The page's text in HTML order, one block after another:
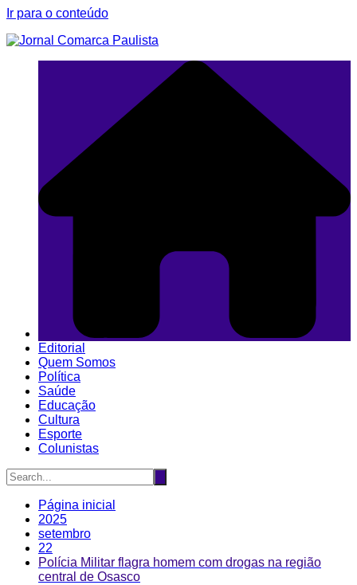
Ir para o conteúdo
Editorial
Quem Somos
Política
Saúde
Educação
Cultura
Esporte
Colunistas
Página inicial
2025
setembro
22
Polícia Militar flagra homem com drogas na região
central de Osasco